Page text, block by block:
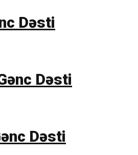
Dəsti
Dəsti
Dəsti